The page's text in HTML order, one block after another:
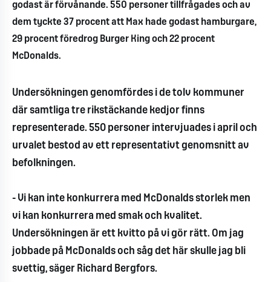
godast är förvånande. 550 personer tillfrågades och av
dem tyckte 37 procent att Max hade godast hamburgare,
29 procent föredrog Burger King och 22 procent
McDonalds.
Undersökningen genomfördes i de tolv kommuner
där samtliga tre rikstäckande kedjor finns
representerade. 550 personer intervjuades i april och
urvalet bestod av ett representativt genomsnitt av
befolkningen.
- Vi kan inte konkurrera med McDonalds storlek men
vi kan konkurrera med smak och kvalitet.
Undersökningen är ett kvitto på vi gör rätt. Om jag
jobbade på McDonalds och såg det här skulle jag bli
svettig, säger Richard Bergfors.